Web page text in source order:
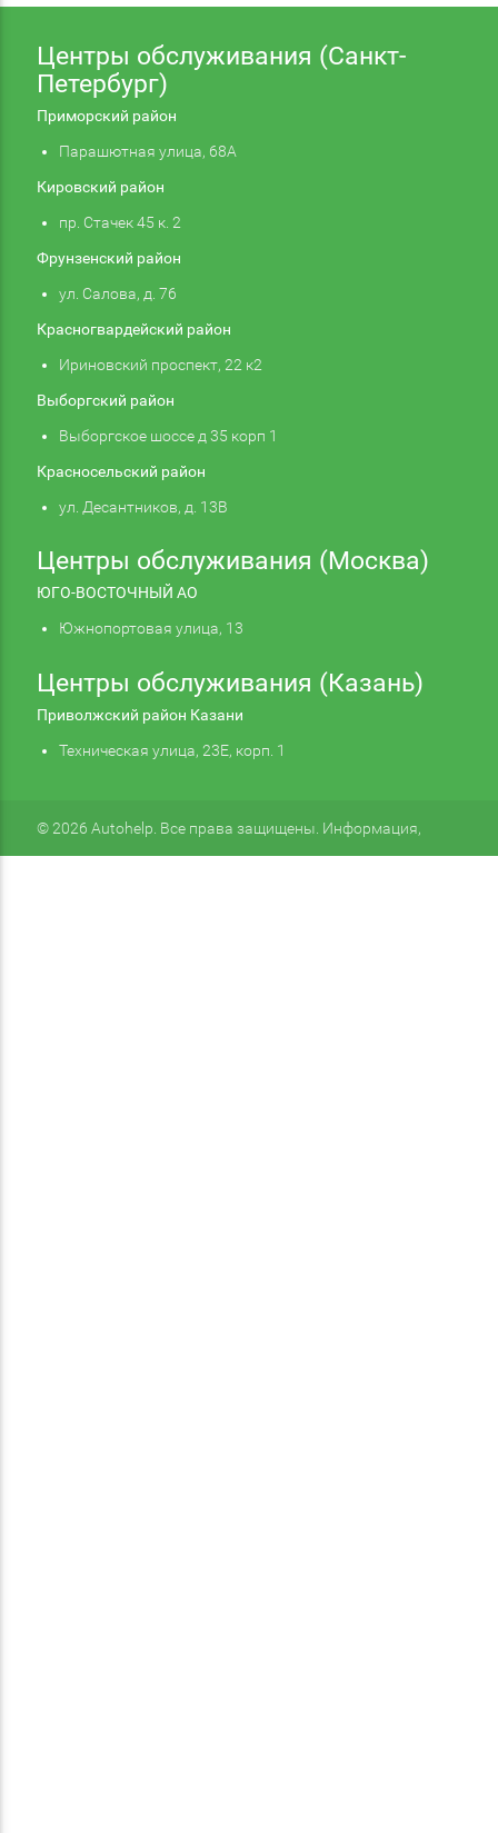
Центры обслуживания (Санкт-
Петербург)
Приморский район
Парашютная улица, 68А
Кировский район
пр. Стачек 45 к. 2
Фрунзенский район
ул. Салова, д. 76
Красногвардейский район
Ириновский проспект, 22 к2
Выборгский район
Выборгское шоссе д 35 корп 1
Красносельский район
ул. Десантников, д. 13В
Центры обслуживания (Москва)
ЮГО-ВОСТОЧНЫЙ АО
Южнопортовая улица, 13
Центры обслуживания (Казань)
Приволжский район Казани
Техническая улица, 23Е, корп. 1
© 2026 Autohelp. Все права защищены. Информация,